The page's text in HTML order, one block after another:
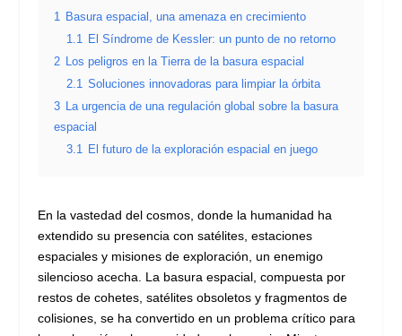
1 Basura espacial, una amenaza en crecimiento
1.1 El Síndrome de Kessler: un punto de no retorno
2 Los peligros en la Tierra de la basura espacial
2.1 Soluciones innovadoras para limpiar la órbita
3 La urgencia de una regulación global sobre la basura
espacial
3.1 El futuro de la exploración espacial en juego
En la vastedad del cosmos, donde la humanidad ha
extendido su presencia con satélites, estaciones
espaciales y misiones de exploración, un enemigo
silencioso acecha. La basura espacial, compuesta por
restos de cohetes, satélites obsoletos y fragmentos de
colisiones, se ha convertido en un problema crítico para